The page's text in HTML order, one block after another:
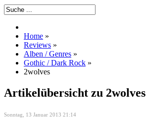
Home »
Reviews »
Alben / Genres »
Gothic / Dark Rock »
2wolves
Artikelübersicht zu 2wolves
Sonntag, 13 Januar 2013 21:14